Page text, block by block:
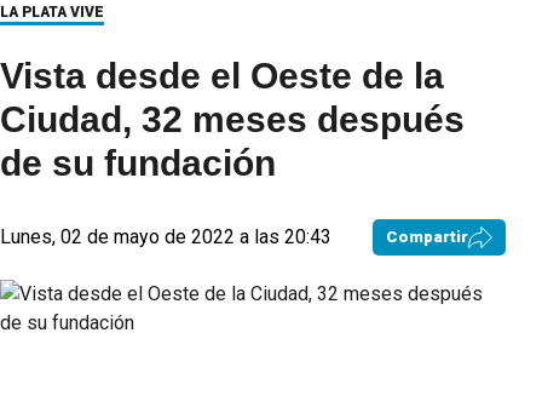
LA PLATA VIVE
Vista desde el Oeste de la
Ciudad, 32 meses después
de su fundación
Lunes, 02 de mayo de 2022 a las 20:43 Compartir